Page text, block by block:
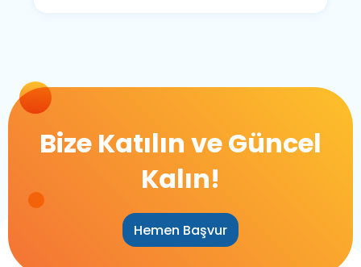
Bize Katılın ve Güncel
Kalın!
Hemen Başvur